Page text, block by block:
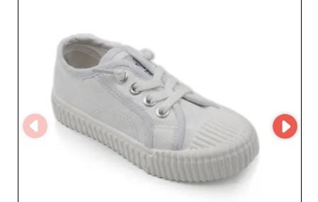
distributori. Scegliendo STAR PARIS puntate su
affidabilità e competitività. Questo partner di fiducia
offre condizioni vantaggiose che facilitano e ottimizzano
la gestione della vostra attività di rivendita. Grazie a una
logistica collaudata e a tempi di consegna rispettati,
potete soddisfare le aspettative dei clienti senza
complicazioni. Per potenziare la vostra offerta e
conquistare il vostro target, affidatevi a STAR PARIS.
Questo grossista è la scelta ideale per i professionisti
attenti alla qualità, al servizio e a relazioni commerciali
durature. Integrate i loro prodotti nel vostro negozio e
distinguetevi nel settore delle calzature per bebè e